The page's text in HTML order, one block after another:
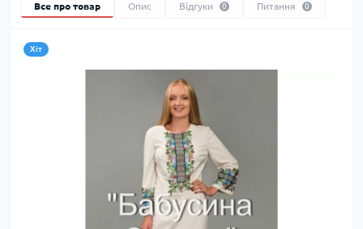
Все про товар Опис Відгуки 0 Питання 0
Хіт